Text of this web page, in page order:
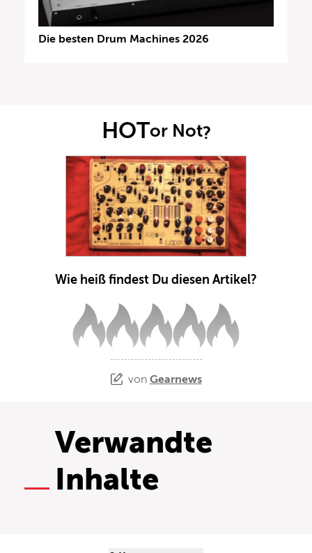
Die besten Drum Machines 2026
HOTor Not?
Wie heiß findest Du diesen Artikel?
von Gearnews
Verwandte
Inhalte